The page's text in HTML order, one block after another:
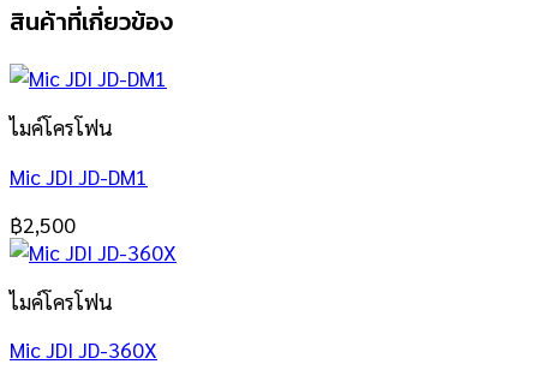
สินค้าที่เกี่ยวข้อง
ไมค์โครโฟน
Mic JDI JD-DM1
฿2,500
ไมค์โครโฟน
Mic JDI JD-360X